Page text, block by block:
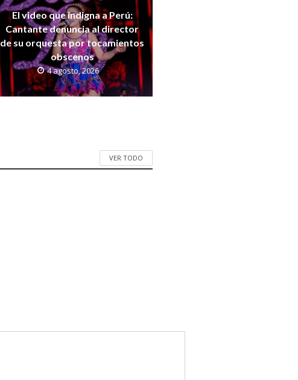
El video que indigna a Perú:
Cantante denuncia al director
de su orquesta por tocamientos
obscenos
4 agosto, 2026
VER TODO